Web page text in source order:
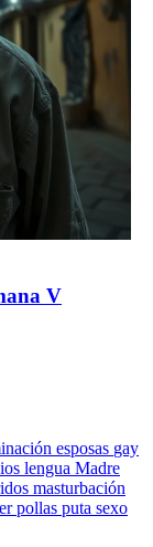
V
esposas gay
lengua Madre
masturbación
pollas puta sexo